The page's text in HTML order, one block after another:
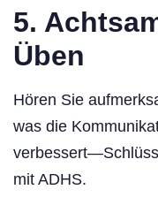
5.
Üben
Hören Sie
was die
mit ADHS.